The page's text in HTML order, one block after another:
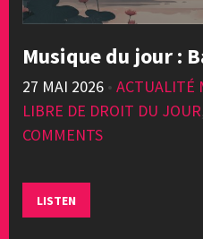
Musique du jour :
27 MAI 2026 • ACTUALITÉ
LIBRE DE DROIT DU JOUR
COMMENTS
LISTEN